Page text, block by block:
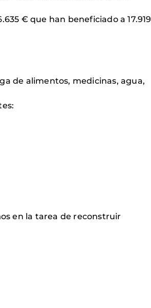
€ que han beneficiado a 17.919
de alimentos, medicinas, agua,
en la tarea de reconstruir